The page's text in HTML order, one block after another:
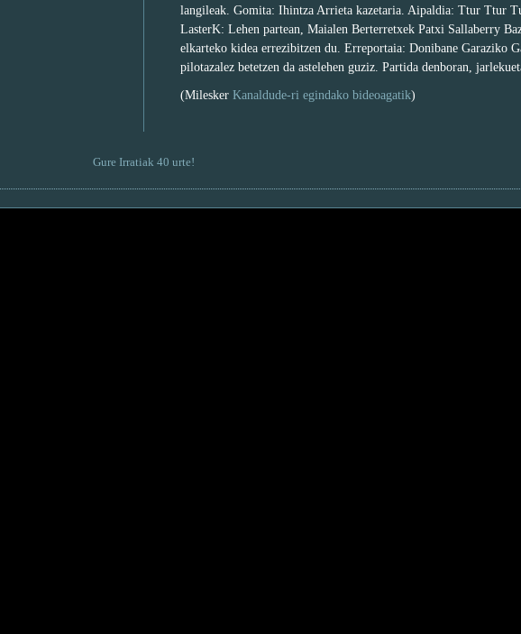
langileak. Gomita: Ihintza Arrieta kazetaria. Aipaldia: Ttur Ttur
LasterK: Lehen partean, Maialen Berterretxek Patxi Sallaberry
elkarteko kidea errezibitzen du. Erreportaia: Donibane Garaziko
pilotazalez betetzen da astelehen guziz. Partida denboran,
(Milesker Kanaldude-ri egindako bideoagatik)
Gure Irratiak 40 urte!